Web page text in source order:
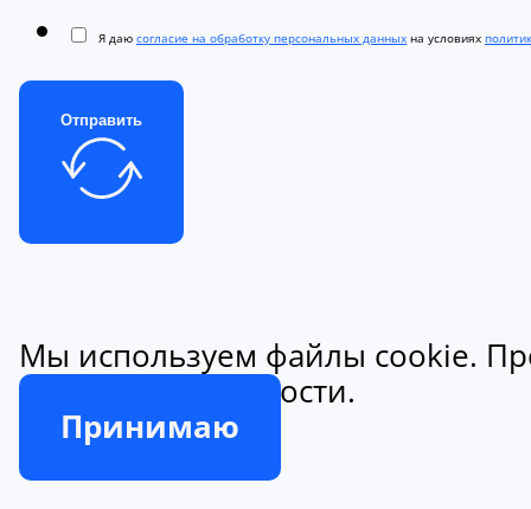
Я даю согласие на обработку персональных данных на условиях
Отправить
Мы используем файлы cookie.
конфиденциальности.
Принимаю